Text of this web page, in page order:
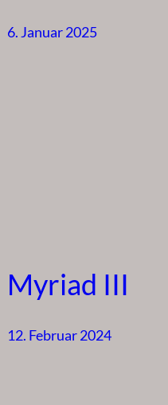
6. Januar 2025
Myriad III
12. Februar 2024